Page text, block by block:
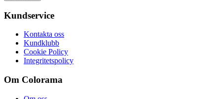
Kundservice
Kontakta oss
Kundklubb
Cookie Policy
Integritetspolicy
Om Colorama